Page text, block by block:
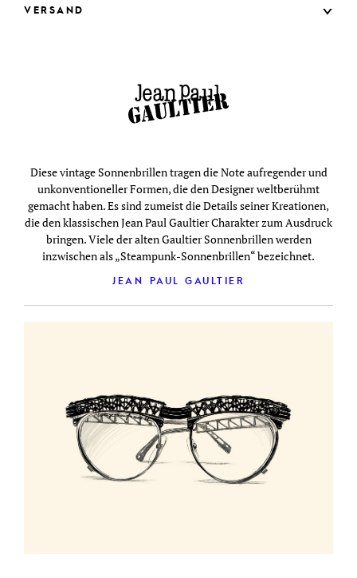
VERSAND
Diese vintage Sonnenbrillen tragen die Note aufregender und
unkonventioneller Formen, die den Designer weltberühmt
gemacht haben. Es sind zumeist die Details seiner Kreationen,
die den klassischen Jean Paul Gaultier Charakter zum Ausdruck
bringen. Viele der alten Gaultier Sonnenbrillen werden
inzwischen als „Steampunk-Sonnenbrillen“ bezeichnet.
JEAN PAUL GAULTIER